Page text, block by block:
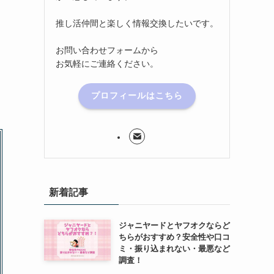
推し活仲間と楽しく情報交換したいです。
お問い合わせフォームから
お気軽にご連絡ください。
プロフィールはこちら
新着記事
ジャニヤードとヤフオクならど
ちらがおすすめ？安全性や口コ
ミ・振り込まれない・最悪など
調査！